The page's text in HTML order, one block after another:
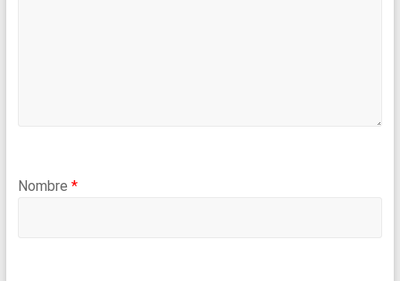
Nombre *